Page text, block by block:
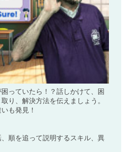
っていたら！？話しかけて、困
り、解決方法を伝えましょう。
も発見！
順を追って説明するスキル、異